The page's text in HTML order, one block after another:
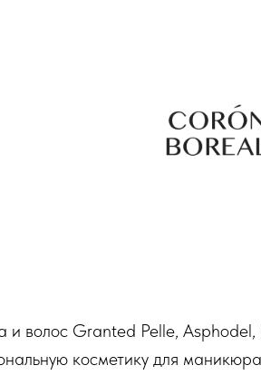
и волос Granted Pelle,
косметику для